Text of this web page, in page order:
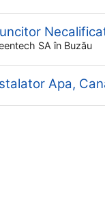
SA în Buzău
Apa,